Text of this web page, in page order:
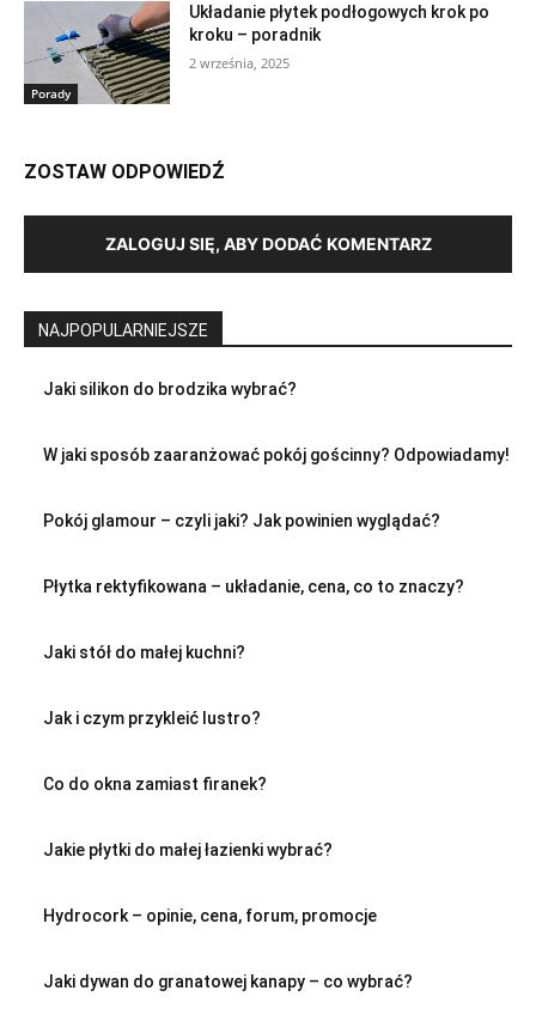
Porady
Układanie płytek podłogowych krok po
kroku – poradnik
2 września, 2025
ZOSTAW ODPOWIEDŹ
ZALOGUJ SIĘ, ABY DODAĆ KOMENTARZ
NAJPOPULARNIEJSZE
Jaki silikon do brodzika wybrać?
W jaki sposób zaaranżować pokój gościnny? Odpowiadamy!
Pokój glamour – czyli jaki? Jak powinien wyglądać?
Płytka rektyfikowana – układanie, cena, co to znaczy?
Jaki stół do małej kuchni?
Jak i czym przykleić lustro?
Co do okna zamiast firanek?
Jakie płytki do małej łazienki wybrać?
Hydrocork – opinie, cena, forum, promocje
Jaki dywan do granatowej kanapy – co wybrać?